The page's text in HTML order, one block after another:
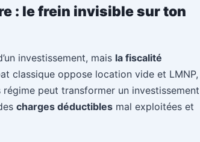
: le frein invisible sur ton
investissement, mais la fiscalité
classique oppose location vide et LMNP,
peut transformer un investissement
charges déductibles mal exploitées et